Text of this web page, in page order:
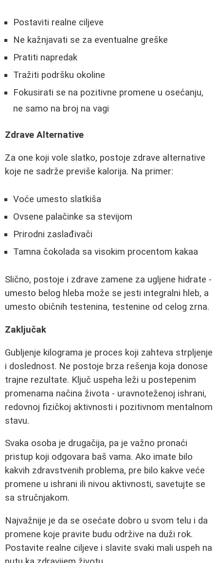
Postaviti realne ciljeve
Ne kažnjavati se za eventualne greške
Pratiti napredak
Tražiti podršku okoline
Fokusirati se na pozitivne promene u osećanju,
ne samo na broj na vagi
Zdrave Alternative
Za one koji vole slatko, postoje zdrave alternative
koje ne sadrže previše kalorija. Na primer:
Voće umesto slatkiša
Ovsene palačinke sa stevijom
Prirodni zaslađivači
Tamna čokolada sa visokim procentom kakaa
Slično, postoje i zdrave zamene za ugljene hidrate -
umesto belog hleba može se jesti integralni hleb, a
umesto običnih testenina, testenine od celog zrna.
Zaključak
Gubljenje kilograma je proces koji zahteva strpljenje
i doslednost. Ne postoje brza rešenja koja donose
trajne rezultate. Ključ uspeha leži u postepenim
promenama načina života - uravnoteženoj ishrani,
redovnoj fizičkoj aktivnosti i pozitivnom mentalnom
stavu.
Svaka osoba je drugačija, pa je važno pronaći
pristup koji odgovara baš vama. Ako imate bilo
kakvih zdravstvenih problema, pre bilo kakve veće
promene u ishrani ili nivou aktivnosti, savetujte se
sa stručnjakom.
Najvažnije je da se osećate dobro u svom telu i da
promene koje pravite budu održive na duži rok.
Postavite realne ciljeve i slavite svaki mali uspeh na